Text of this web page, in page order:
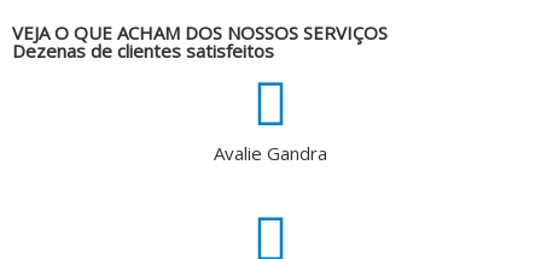
VEJA O QUE ACHAM DOS NOSSOS SERVIÇOS
Dezenas de clientes satisfeitos
Avalie Gandra